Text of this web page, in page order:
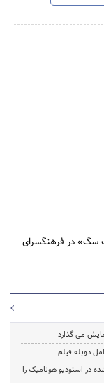
سگ» در فرهنگسرای
می گذارد
دوبله فیلم
در استودیو هونامیک را